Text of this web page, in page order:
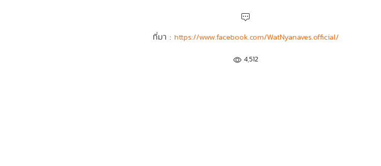
ที่มา : https://www.facebook.com/WatNyanaves.official/
4,512